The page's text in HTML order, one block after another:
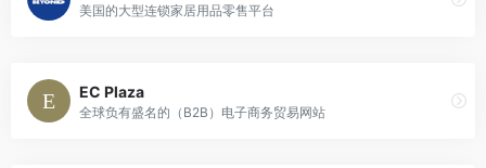
美国的大型连锁家居用品零售平台
EC Plaza
全球负有盛名的（B2B）电子商务贸易网站